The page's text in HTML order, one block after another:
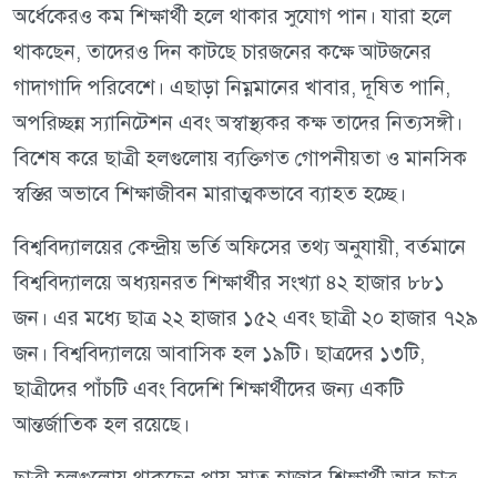
অর্ধেকেরও কম শিক্ষার্থী হলে থাকার সুযোগ পান। যারা হলে
থাকছেন, তাদেরও দিন কাটছে চারজনের কক্ষে আটজনের
গাদাগাদি পরিবেশে। এছাড়া নিম্নমানের খাবার, দূষিত পানি,
অপরিচ্ছন্ন স্যানিটেশন এবং অস্বাস্থ্যকর কক্ষ তাদের নিত্যসঙ্গী।
বিশেষ করে ছাত্রী হলগুলোয় ব্যক্তিগত গোপনীয়তা ও মানসিক
স্বস্তির অভাবে শিক্ষাজীবন মারাত্মকভাবে ব্যাহত হচ্ছে।
বিশ্ববিদ্যালয়ের কেন্দ্রীয় ভর্তি অফিসের তথ্য অনুযায়ী, বর্তমানে
বিশ্ববিদ্যালয়ে অধ্যয়নরত শিক্ষার্থীর সংখ্যা ৪২ হাজার ৮৮১
জন। এর মধ্যে ছাত্র ২২ হাজার ১৫২ এবং ছাত্রী ২০ হাজার ৭২৯
জন। বিশ্ববিদ্যালয়ে আবাসিক হল ১৯টি। ছাত্রদের ১৩টি,
ছাত্রীদের পাঁচটি এবং বিদেশি শিক্ষার্থীদের জন্য একটি
আন্তর্জাতিক হল রয়েছে।